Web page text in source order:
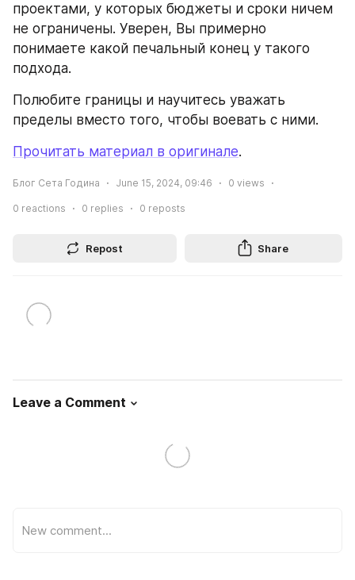
проектами, у которых бюджеты и сроки ничем
не ограничены. Уверен, Вы примерно
понимаете какой печальный конец у такого
подхода.
Полюбите границы и научитесь уважать
пределы вместо того, чтобы воевать с ними.
Прочитать материал в оригинале.
Блог Сета Година June 15, 2024, 09:46 0 views
0 reactions 0 replies 0 reposts
Repost Share
Leave a Comment